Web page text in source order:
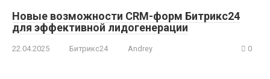
Новые возможности CRM-форм Битрикс24
для эффективной лидогенерации
22.04.2025 Битрикс24 Andrey 0